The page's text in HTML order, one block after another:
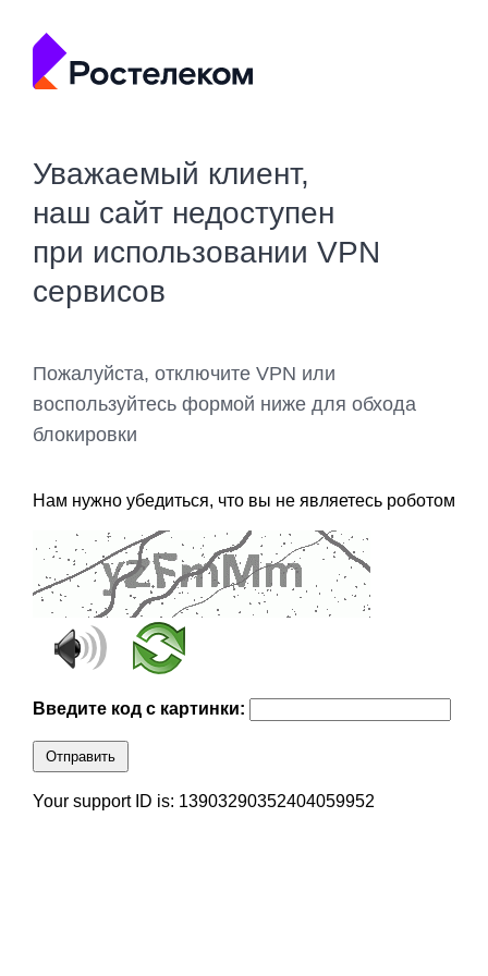
Уважаемый клиент,
наш сайт недоступен
при использовании VPN
сервисов
Пожалуйста, отключите VPN или
воспользуйтесь формой ниже для обхода
блокировки
Нам нужно убедиться, что вы не являетесь роботом
Введите код с картинки:
Отправить
Your support ID is: 13903290352404059952